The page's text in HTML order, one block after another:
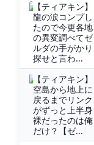
【ティアキン】
龍の涙コンプし
たので今更各地
の異変調べてゼ
ルダの手がかり
探せと言わ...
【ティアキン】
空島から地上に
戻るまでリンク
がずっと上半身
裸だったのは俺
だけ？【ゼ...